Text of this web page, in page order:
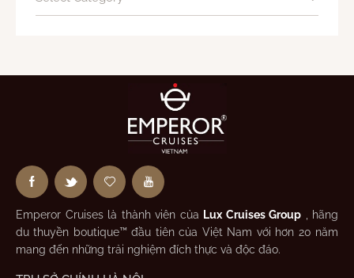
Emperor Cruises là thành viên của Lux Cruises Group
, hãng
du thuyền boutique™ đầu tiên của Việt Nam với hơn 20 năm
mang đến những trải nghiệm đích thực và độc đáo.